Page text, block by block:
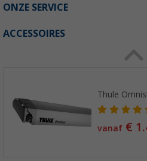
ONZE SERVICE
ACCESSOIRES
Thule
vanaf €